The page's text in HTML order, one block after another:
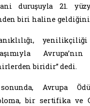
duruşuyla 21.
biri haline
Avrupa’nın
biridir” dedi.
sonunda, Avrupa
bir sertifika ve